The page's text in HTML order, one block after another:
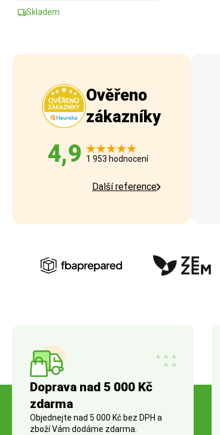
Skladem
Ověřeno
zákazníky
4,9 1 953 hodnocení
Další reference
Doprava nad 5 000 Kč
zdarma
Objednejte nad 5 000 Kč bez DPH a
zboží Vám dodáme zdarma.